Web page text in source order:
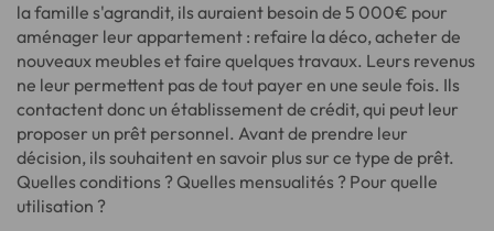
la famille s'agrandit, ils auraient besoin de 5 000€ pour
aménager leur appartement : refaire la déco, acheter de
nouveaux meubles et faire quelques travaux. Leurs revenus
ne leur permettent pas de tout payer en une seule fois. Ils
contactent donc un établissement de crédit, qui peut leur
proposer un prêt personnel. Avant de prendre leur
décision, ils souhaitent en savoir plus sur ce type de prêt.
Quelles conditions ? Quelles mensualités ? Pour quelle
utilisation ?